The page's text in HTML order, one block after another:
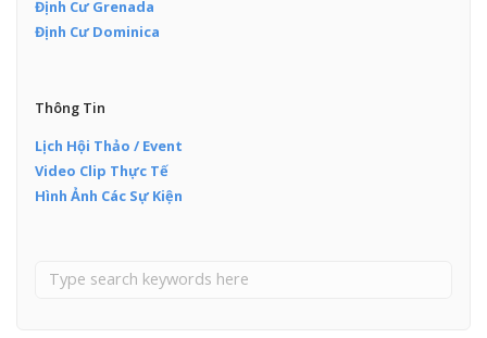
Định Cư Grenada
Định Cư Dominica
Thông Tin
Lịch Hội Thảo / Event
Video Clip Thực Tế
Hình Ảnh Các Sự Kiện